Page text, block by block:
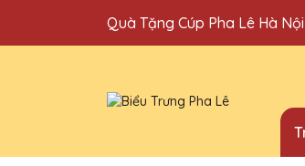
Quà Tặng Cúp Pha Lê Hà
Địa chỉ bán cúp vinh danh uy